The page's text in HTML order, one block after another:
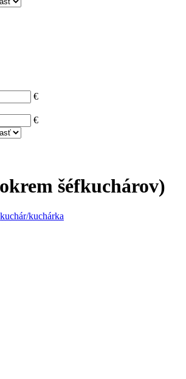
€
€
šéfkuchárov)
kuchár/kuchárka